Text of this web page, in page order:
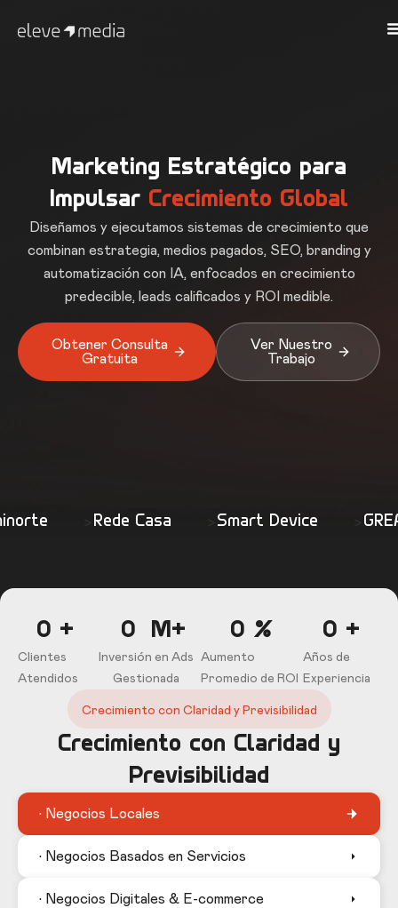
Marketing Estratégico para
Impulsar Crecimiento Global
Diseñamos y ejecutamos sistemas de crecimiento que
combinan estrategia, medios pagados, SEO, branding y
automatización con IA, enfocados en crecimiento
predecible, leads calificados y ROI medible.
Obtener Consulta
Gratuita
Ver Nuestro
Trabajo
Rede Casa Smart Device
Clientes
Atendidos
0 +
Inversión en Ads
Gestionada
0 M+
Aumento
Promedio de ROI
0 %
Años de
Experiencia
0 +
Crecimiento con Claridad y Previsibilidad
Crecimiento con Claridad y
Previsibilidad
• Negocios Locales
• Negocios Basados en Servicios
• Negocios Digitales & E-commerce